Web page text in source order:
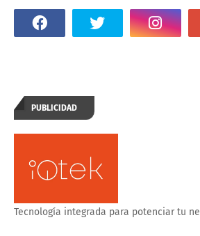
PUBLICIDAD
Tecnología integrada para potenciar tu